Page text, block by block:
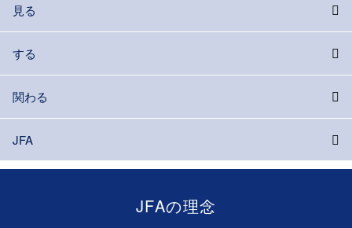
見る
する
関わる
JFA
JFAの理念